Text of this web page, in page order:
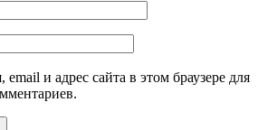
и адрес сайта в этом браузере для